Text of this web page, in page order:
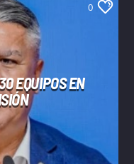
0
EQUIPOS EN